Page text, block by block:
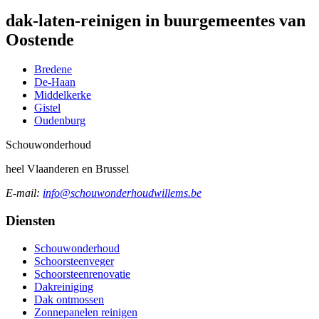
dak-laten-reinigen in buurgemeentes van
Oostende
Bredene
De-Haan
Middelkerke
Gistel
Oudenburg
Schouwonderhoud
heel Vlaanderen en Brussel
E-mail: info@schouwonderhoudwillems.be
Diensten
Schouwonderhoud
Schoorsteenveger
Schoorsteenrenovatie
Dakreiniging
Dak ontmossen
Zonnepanelen reinigen